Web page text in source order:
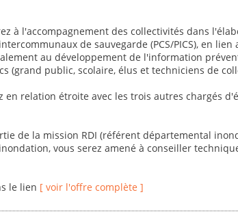
à l'accompagnement des collectivités dans
de sauvegarde (PCS/PICS), en lien
au développement de l'information
(grand public, scolaire, élus et techniciens de
en relation étroite avec les trois autres chargés
de la mission RDI (référent départemental
vous serez amené à conseiller
le lien [ voir l'offre complète ]